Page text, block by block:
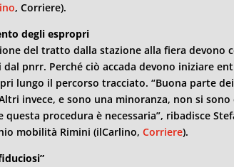
, Corriere).
degli espropri
del tratto dalla stazione alla fiera devono
pnrr. Perché ciò accada devono iniziare
lungo il percorso tracciato. “Buona parte
invece, e sono una minoranza, non si sono
questa procedura è necessaria”, ribadisce
mobilità Rimini (ilCarlino,Corriere).